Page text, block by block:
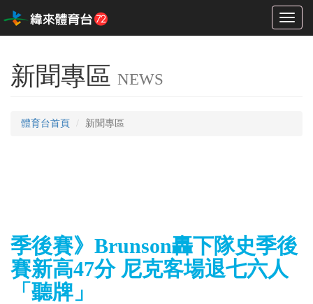
Toggle
新聞專區 NEWS
體育台首頁 新聞專區
季後賽》Brunson轟下隊史季後
賽新高47分 尼克客場退七六人
「聽牌」